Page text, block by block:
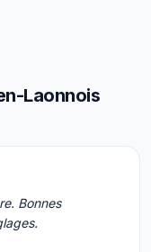
Laonnois
Bonnes